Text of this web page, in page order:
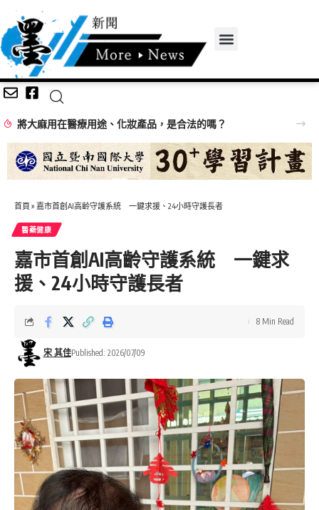
將大麻用在醫療用途、化妝產品，是合法的嗎？
首頁 » 嘉市首創AI高齡守護系統 一鍵求援、24小時守護長者
醫藥健康
嘉市首創AI高齡守護系統 一鍵求
援、24小時守護長者
宋 其佳Published: 2026/07/09
8 Min Read